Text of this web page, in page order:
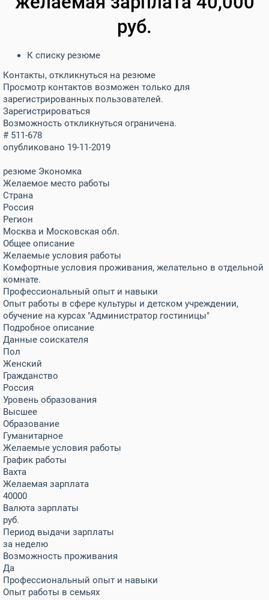
руб.
К списку резюме
Контакты, откликнуться на резюме
Просмотр контактов возможен только для
зарегистрированных пользователей.
Зарегистрироваться
Возможность откликнуться ограничена.
# 511-678
опубликовано 19-11-2019
резюме Экономка
Желаемое место работы
Страна
Россия
Регион
Москва и Московская обл.
Общее описание
Желаемые условия работы
Комфортные условия проживания, желательно в отдельной
комнате.
Профессиональный опыт и навыки
Опыт работы в сфере культуры и детском учреждении,
обучение на курсах "Администратор гостиницы"
Подробное описание
Данные соискателя
Пол
Женский
Гражданство
Россия
Уровень образования
Высшее
Образование
Гуманитарное
Желаемые условия работы
График работы
Вахта
Желаемая зарплата
40000
Валюта зарплаты
руб.
Период выдачи зарплаты
за неделю
Возможность проживания
Да
Профессиональный опыт и навыки
Опыт работы в семьях